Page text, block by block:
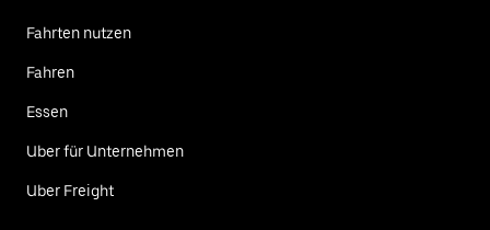
Fahrten nutzen
Fahren
Essen
Uber für Unternehmen
Uber Freight